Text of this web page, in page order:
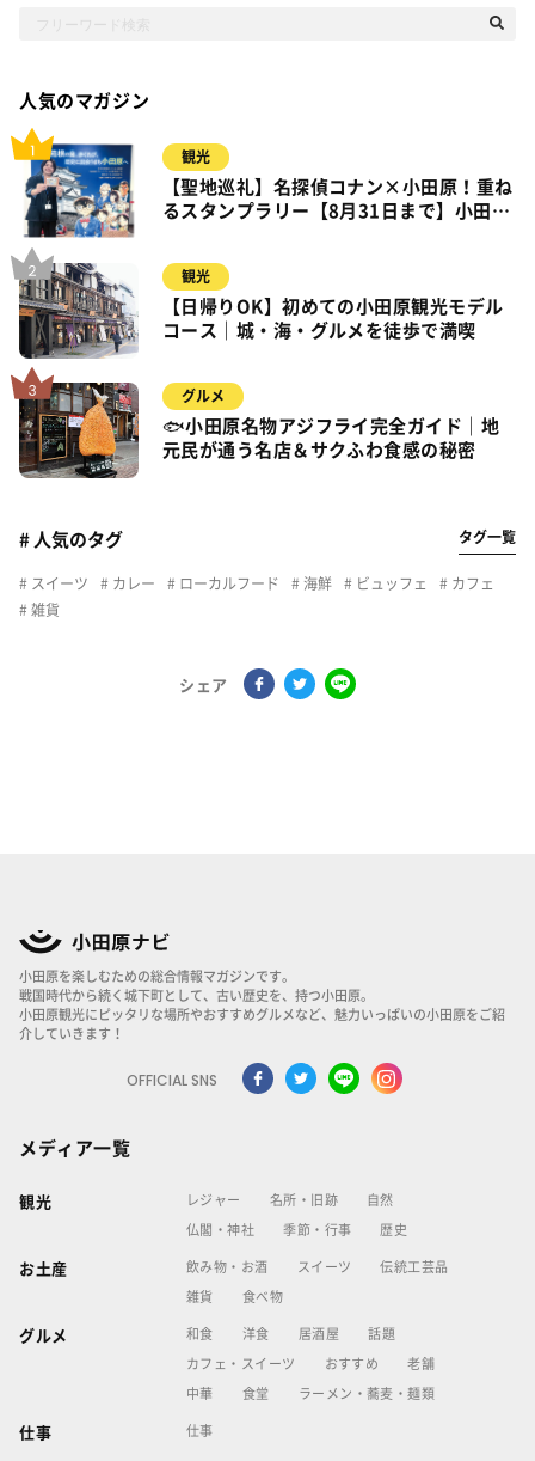
人気のマガジン
観光
【聖地巡礼】名探偵コナン×小田原！重ね
るスタンプラリー【8月31日まで】小田
観光
【日帰りOK】初めての小田原観光モデル
コース｜城・海・グルメを徒歩で満喫
グルメ
🐟小田原名物アジフライ完全ガイド｜地
元民が通う名店＆サクふわ食感の秘密
# 人気のタグ タグ一覧
スイーツ カレー ローカルフード 海鮮 ビュッフェ
カフェ
雑貨
シェア
小田原を楽しむための総合情報マガジンです。
戦国時代から続く城下町として、古い歴史を、持つ小田原。
小田原観光にピッタリな場所やおすすめグルメなど、魅力いっぱいの小田原をご紹
介していきます！
OFFICIAL SNS
メディア一覧
観光 レジャー 名所・旧跡 自然
仏閣・神社 季節・行事 歴史
お土産 飲み物・お酒 スイーツ 伝統工芸品
雑貨 食べ物
グルメ 和食 洋食 居酒屋 話題
カフェ・スイーツ おすすめ 老舗
中華 食堂 ラーメン・蕎麦・麺類
仕事 仕事